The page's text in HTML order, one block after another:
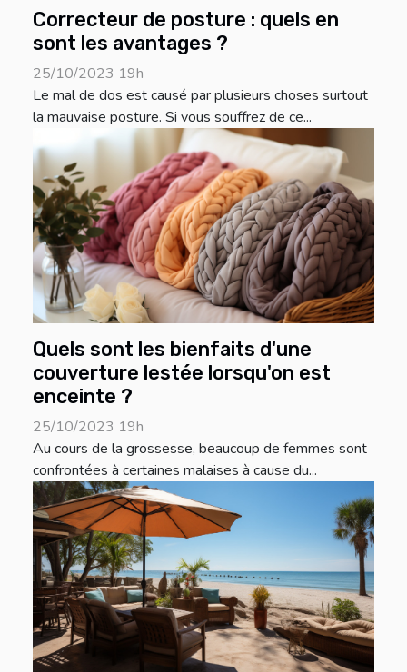
Correcteur de posture : quels en
sont les avantages ?
25/10/2023 19h
Le mal de dos est causé par plusieurs choses surtout
la mauvaise posture. Si vous souffrez de ce...
Quels sont les bienfaits d'une
couverture lestée lorsqu'on est
enceinte ?
25/10/2023 19h
Au cours de la grossesse, beaucoup de femmes sont
confrontées à certaines malaises à cause du...